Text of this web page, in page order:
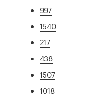
997
1540
217
438
1507
1018